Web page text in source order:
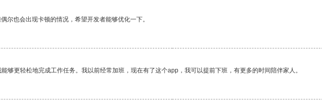
尔也会出现卡顿的情况，希望开发者能够优化一下。
够更轻松地完成工作任务。我以前经常加班，现在有了这个app，我可以提前下班，有更多的时间陪伴家人。